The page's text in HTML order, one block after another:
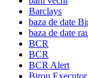
Barclays
baza de date
baza de date
BCR
BCR
BCR Alert
Birou Executor